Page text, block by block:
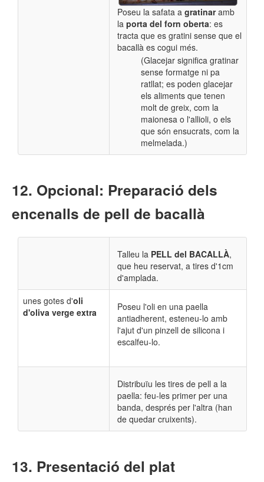
Poseu la safata a gratinaramb
la porta del forn oberta: es
tracta que es gratini sense que el
bacallà es cogui més.
(Glacejar significa gratinar
sense formatge ni pa
ratllat; es poden glacejar
els aliments que tenen
molt de greix, com la
maionesa o l'allioli, o els
que són ensucrats, com la
melmelada.)
Opcional: Preparació dels
encenalls de pell de bacallà
Talleu la PELL del BACALLÀ,
que heu reservat, a tires d'1cm
d'amplada.
unes gotes d'oli
d'oliva verge extra
Poseu l'oli en una paella
antiadherent, esteneu-lo amb
l'ajut d'un pinzell de silicona i
escalfeu-lo.
Distribuïu les tires de pell a la
paella: feu-les primer per una
banda, després per l'altra (han
de quedar cruixents).
Presentació del plat